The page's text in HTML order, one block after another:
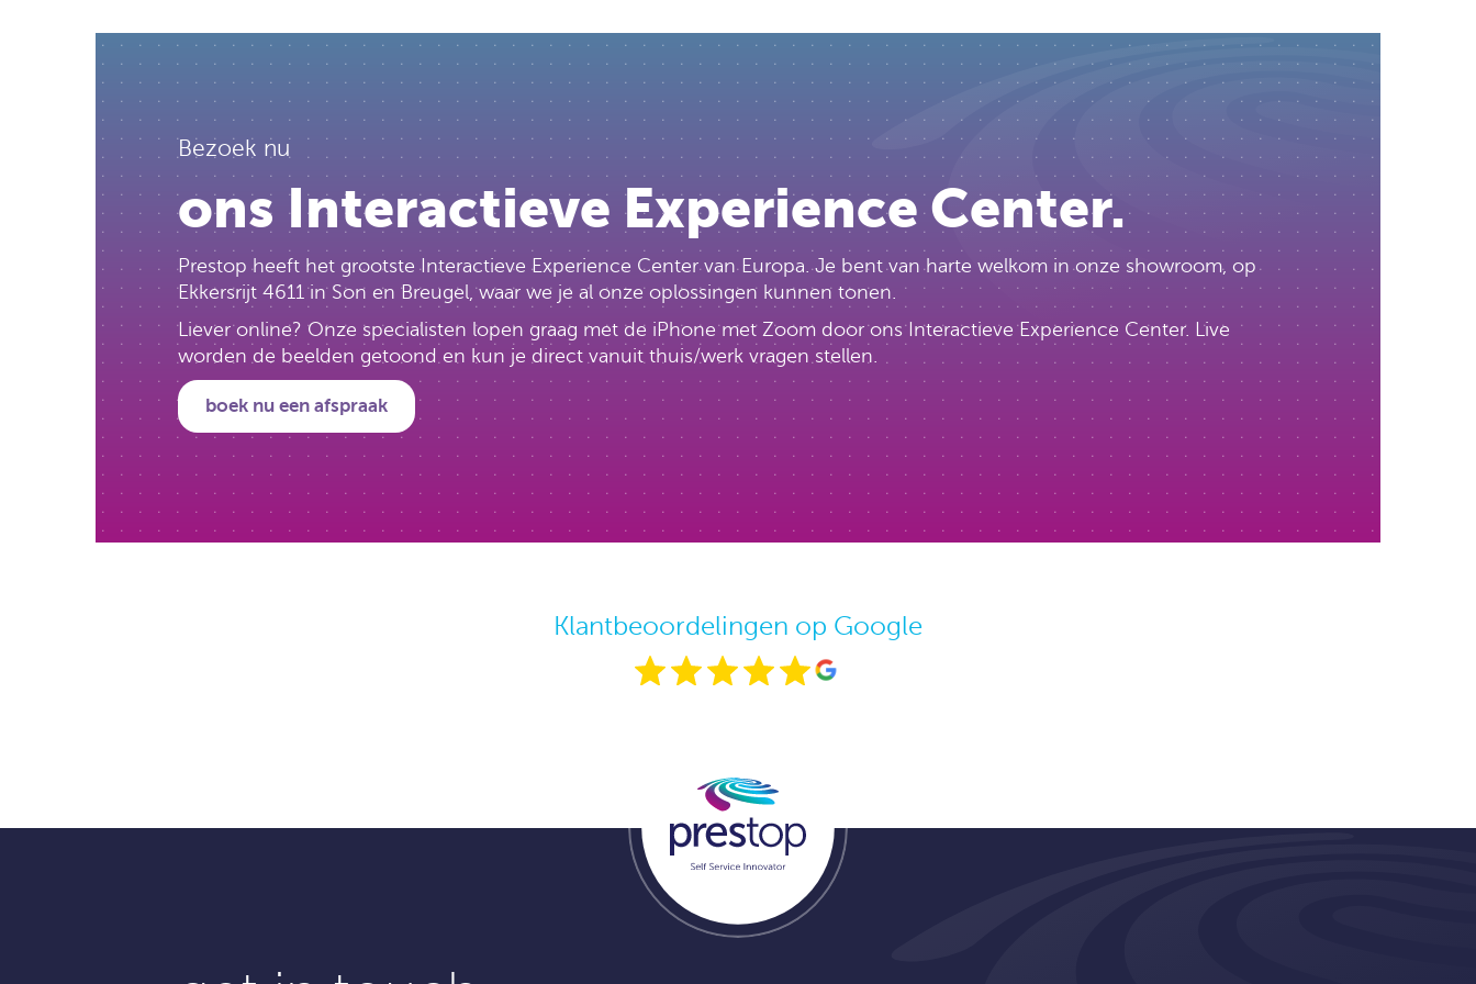
Bezoek nu
ons Interactieve Experience Center.
Prestop heeft het grootste Interactieve Experience Center van Europa. Je bent van harte welkom in onze showroom, op
Ekkersrijt 4611 in Son en Breugel, waar we je al onze oplossingen kunnen tonen.
Liever online? Onze specialisten lopen graag met de iPhone met Zoom door ons Interactieve Experience Center. Live
worden de beelden getoond en kun je direct vanuit thuis/werk vragen stellen.
boek nu een afspraak
Klantbeoordelingen op Google